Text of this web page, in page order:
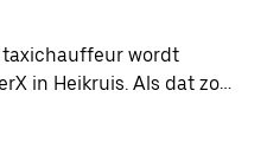
taxichauffeur wordt
in Heikruis. Als dat zo
7 beschikbaarheid en